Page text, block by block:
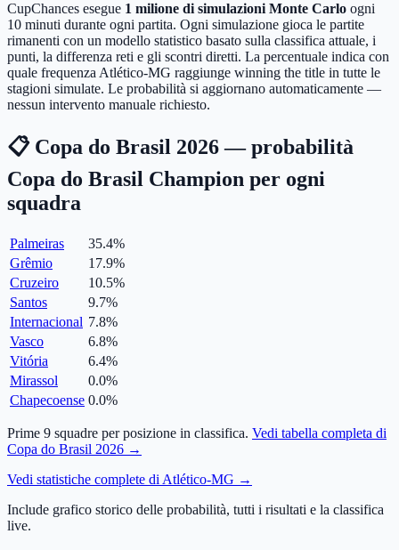
CupChances esegue 1 milione di simulazioni Monte Carlo ogni
10 minuti durante ogni partita. Ogni simulazione gioca le partite
rimanenti con un modello statistico basato sulla classifica attuale, i
punti, la differenza reti e gli scontri diretti. La percentuale indica con
quale frequenza Atlético-MG raggiunge winning the title in tutte le
stagioni simulate. Le probabilità si aggiornano automaticamente —
nessun intervento manuale richiesto.
📋 Copa do Brasil 2026 — probabilità
Copa do Brasil Champion per ogni
squadra
Palmeiras 35.4%
Grêmio
17.9%
Cruzeiro
10.5%
Santos
9.7%
Internacional 7.8%
Vasco
6.8%
Vitória
6.4%
Mirassol
0.0%
Chapecoense 0.0%
Prime 9 squadre per posizione in classifica. Vedi tabella completa di
Copa do Brasil 2026 →
Vedi statistiche complete di Atlético-MG →
Include grafico storico delle probabilità, tutti i risultati e la classifica
live.